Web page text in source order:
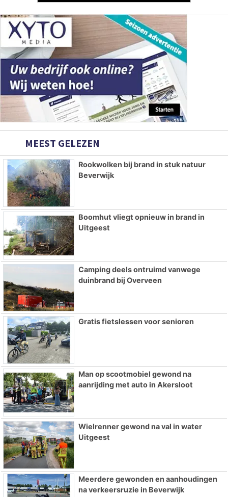
MEEST GELEZEN
Rookwolken bij brand in stuk natuur
Beverwijk
Boomhut vliegt opnieuw in brand in
Uitgeest
Camping deels ontruimd vanwege
duinbrand bij Overveen
Gratis fietslessen voor senioren
Man op scootmobiel gewond na
aanrijding met auto in Akersloot
Wielrenner gewond na val in water
Uitgeest
Meerdere gewonden en aanhoudingen
na verkeersruzie in Beverwijk